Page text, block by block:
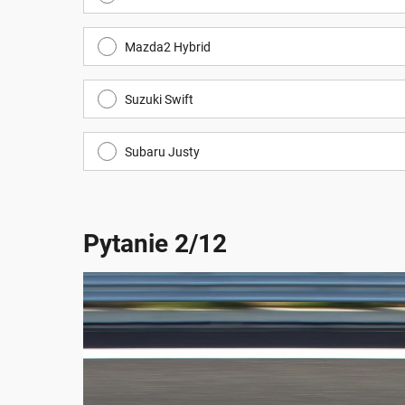
Mazda2 Hybrid
Suzuki Swift
Subaru Justy
Pytanie 2/12